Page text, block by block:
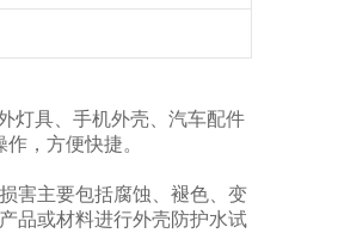
灯具、手机外壳、汽车配件
，方便快捷。
害主要包括腐蚀、褪色、变
品或材料进行外壳防护水试